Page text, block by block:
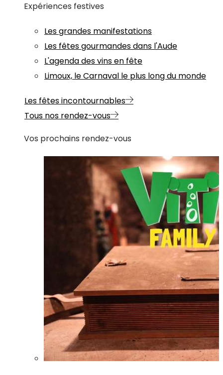
Expériences festives
Les grandes manifestations
Les fêtes gourmandes dans l'Aude
L'agenda des vins en fête
Limoux, le Carnaval le plus long du monde
Les fêtes incontournables
Tous nos rendez-vous
Vos prochains rendez-vous